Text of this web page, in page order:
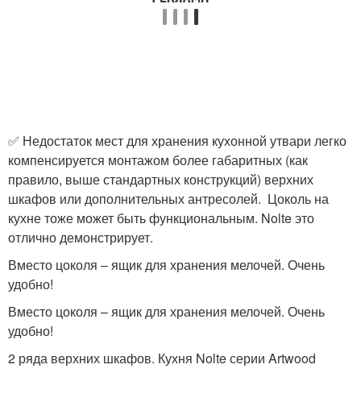
✅ Недостаток мест для хранения кухонной утвари легко
компенсируется монтажом более габаритных (как
правило, выше стандартных конструкций) верхних
шкафов или дополнительных антресолей. Цоколь на
кухне тоже может быть функциональным. Nolte это
отлично демонстрирует.
Вместо цоколя – ящик для хранения мелочей. Очень
удобно!
Вместо цоколя – ящик для хранения мелочей. Очень
удобно!
2 ряда верхних шкафов. Кухня Nolte серии Artwood